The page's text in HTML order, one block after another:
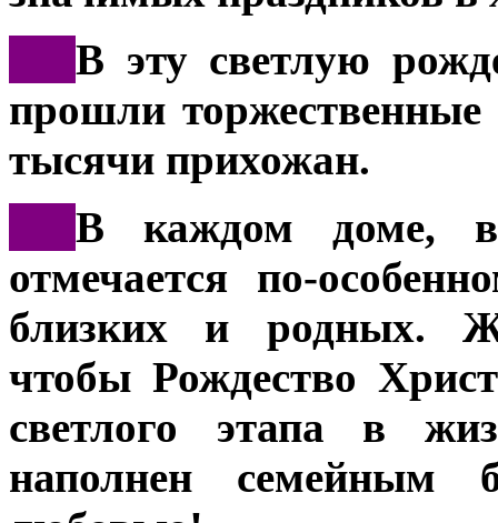
В эту светлую
прошли торжественные
тысячи прихожан.
В каждом доме, в
отмечается по-
близких и родных.
чтобы Рождество
светлого этапа в
наполнен семейным